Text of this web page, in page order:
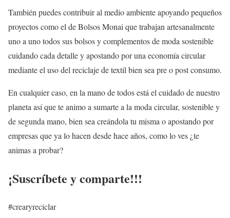
También puedes contribuir al medio ambiente apoyando pequeños
proyectos como el de Bolsos Monai que trabajan artesanalmente
uno a uno todos sus bolsos y complementos de moda sostenible
cuidando cada detalle y apostando por una economía circular
mediante el uso del reciclaje de textil bien sea pre o post consumo.
En cualquier caso, en la mano de todos está el cuidado de nuestro
planeta así que te animo a sumarte a la moda circular, sostenible y
de segunda mano, bien sea creándola tu misma o apostando por
empresas que ya lo hacen desde hace años, como lo ves ¿te
animas a probar?
¡Suscríbete y comparte!!!
#crearyreciclar